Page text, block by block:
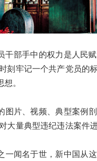
干部手中的权力是人民
刻牢记一个共产党员的
。
图片、视频、典型案例
大量典型违纪违法案件
一闻名于世，新中国从